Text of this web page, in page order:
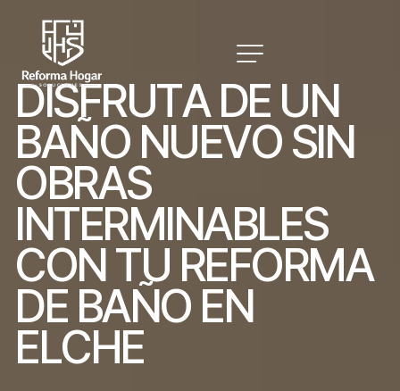
DISFRUTA DE UN
BAÑO NUEVO SIN
OBRAS
INTERMINABLES
CONTU REFORMA
DE BAÑO EN
ELCHE